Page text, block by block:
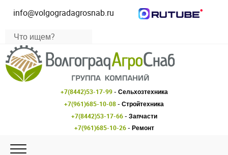
info@volgogradagrosnab.ru
+7(8442)53-17-99- Сельхозтехника
+7(961)685-10-08- Стройтехника
+7(8442)53-17-66- Запчасти
+7(961)685-10-26- Ремонт